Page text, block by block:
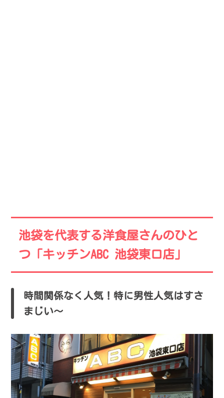
池袋を代表する洋食屋さんのひと
つ「キッチンABC 池袋東口店」
時間関係なく人気！特に男性人気はすさ
まじい〜